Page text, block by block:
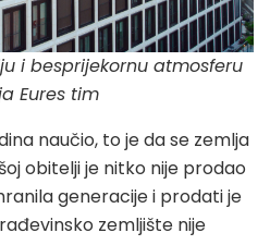
i besprijekornu atmosferu
Eures tim
naučio, to je da se zemlja
obitelji je nitko nije prodao
generacije i prodati je
zemljište nije